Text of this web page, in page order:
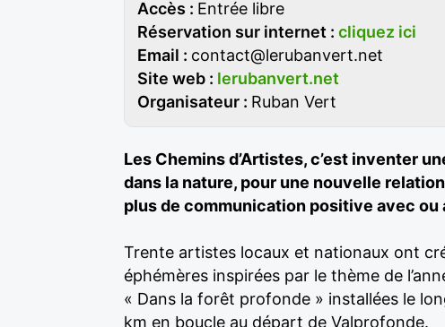
Accès : Entrée libre
Réservation sur internet : cliquez ici
Email : contact@lerubanvert.net
Site web : lerubanvert.net
Organisateur : Ruban Vert
Les Chemins d’Artistes, c’est inventer
dans la nature, pour une nouvelle
plus de communication positive avec ou
Trente artistes locaux et nationaux ont
éphémères inspirées par le thème de
« Dans la forêt profonde » installées le
km en boucle au départ de Valprofonde.